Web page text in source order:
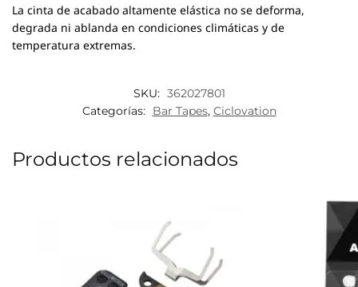
La cinta de acabado altamente elástica no se deforma,
degrada ni ablanda en condiciones climáticas y de
temperatura extremas.
SKU: 362027801
Categorías: Bar Tapes, Ciclovation
Productos relacionados